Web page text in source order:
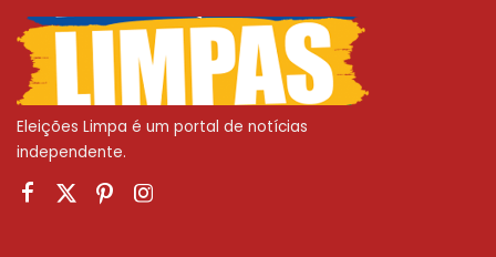
Eleições Limpa é um portal de notícias
independente.